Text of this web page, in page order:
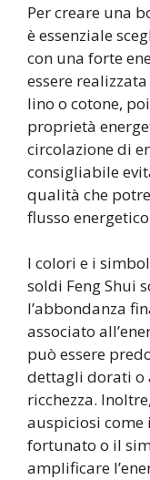
Per creare una
è essenziale
con una forte
essere
lino o cotone,
proprietà
circolazione di
consigliabile
qualità che
flusso
I colori e i
soldi Feng Shui
l’abbondanza
associato
può essere
dettagli dorati o
ricchezza.
auspiciosi come
fortunato o il
amplificare